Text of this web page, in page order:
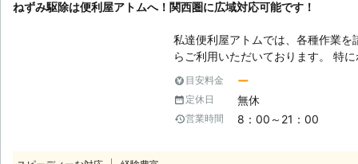
も家に居ないお宅も多く、ハトの
を行い、その被害が再発しないよう
ねずみ駆除は便利屋アトムへ！関西圏に広域対応可能です！
私達便利屋アトムでは、各種作業
らご利用いただいております。 特
ご依頼を頂いており、当店スタッ
で、スタッフ一同大変ありがたく
依頼に素早く、確実に、そしてお
いりますので、どうぞ宜しくお願いします。 【ねずみの駆
目安料金 ー
定休日 無休
営業時間 8：00～21：00